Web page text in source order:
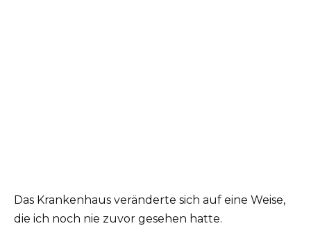
Das Krankenhaus veränderte sich auf eine Weise,
die ich noch nie zuvor gesehen hatte.